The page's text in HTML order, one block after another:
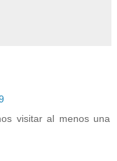
visitar al menos una